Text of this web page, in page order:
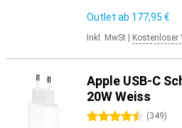
Outlet ab 177,95 €
Inkl. MwSt Kostenloser
Apple USB-C
20W Weiss
4.5 Sterne (349)